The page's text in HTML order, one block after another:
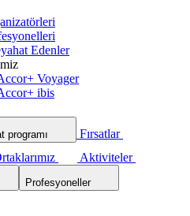
Edenler
Voyager
ibis
programı
Fırsatlar
Aktiviteler
Profesyoneller